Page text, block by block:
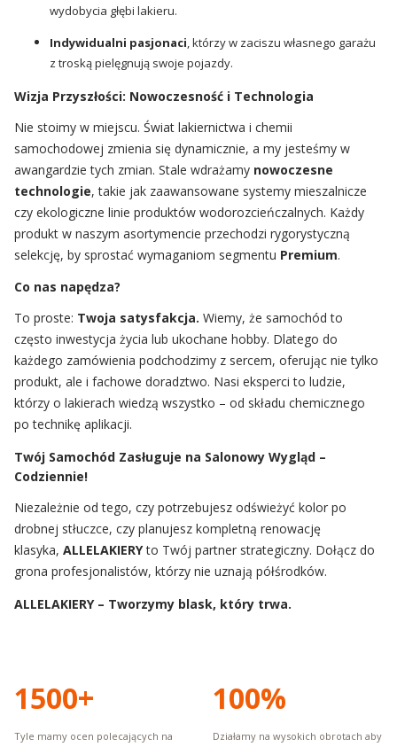
wydobycia głębi lakieru.
Indywidualni pasjonaci, którzy w zaciszu własnego garażu
z troską pielęgnują swoje pojazdy.
Wizja Przyszłości: Nowoczesność i Technologia
Nie stoimy w miejscu. Świat lakiernictwa i chemii
samochodowej zmienia się dynamicznie, a my jesteśmy w
awangardzie tych zmian. Stale wdrażamy nowoczesne
technologie, takie jak zaawansowane systemy mieszalnicze
czy ekologiczne linie produktów wodorozcieńczalnych. Każdy
produkt w naszym asortymencie przechodzi rygorystyczną
selekcję, by sprostać wymaganiom segmentu Premium.
Co nas napędza?
To proste: Twoja satysfakcja. Wiemy, że samochód to
często inwestycja życia lub ukochane hobby. Dlatego do
każdego zamówienia podchodzimy z sercem, oferując nie tylko
produkt, ale i fachowe doradztwo. Nasi eksperci to ludzie,
którzy o lakierach wiedzą wszystko – od składu chemicznego
po technikę aplikacji.
Twój Samochód Zasługuje na Salonowy Wygląd –
Codziennie!
Niezależnie od tego, czy potrzebujesz odświeżyć kolor po
drobnej stłuczce, czy planujesz kompletną renowację
klasyka, ALLELAKIERYto Twój partner strategiczny. Dołącz do
grona profesjonalistów, którzy nie uznają półśrodków.
ALLELAKIERY – Tworzymy blask, który trwa.
1500+
Tyle mamy ocen polecających na
100%
Działamy na wysokich obrotach aby